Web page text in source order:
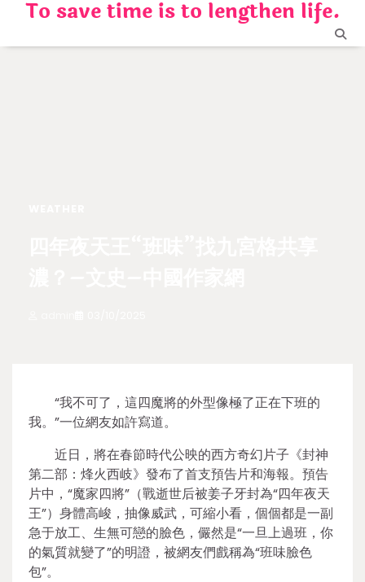
content
To save time is to lengthen life.
“我不可了，這四魔將的外型像極了正在下班的
我。”一位網友如許寫道。
近日，將在春節時代公映的西方奇幻片子《封神
第二部：烽火西岐》發布了首支預告片和海報。預告
片中，“魔家四將”（戰逝世后被姜子牙封為“四年夜天
王”）身體高峻，抽像威武，可縮小看，個個都是一副
急于放工、生無可戀的臉色，儼然是“一旦上過班，你
的氣質就變了”的明證，被網友們戲稱為“班味臉色
包”。